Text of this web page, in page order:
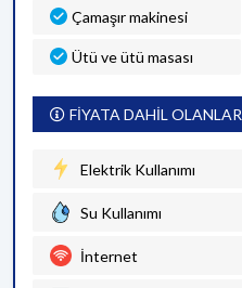
Çamaşır makinesi
Ütü ve ütü masası
FİYATA DAHİL OLANLAR
Elektrik Kullanımı
Su Kullanımı
İnternet